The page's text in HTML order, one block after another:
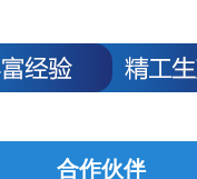
合作伙伴